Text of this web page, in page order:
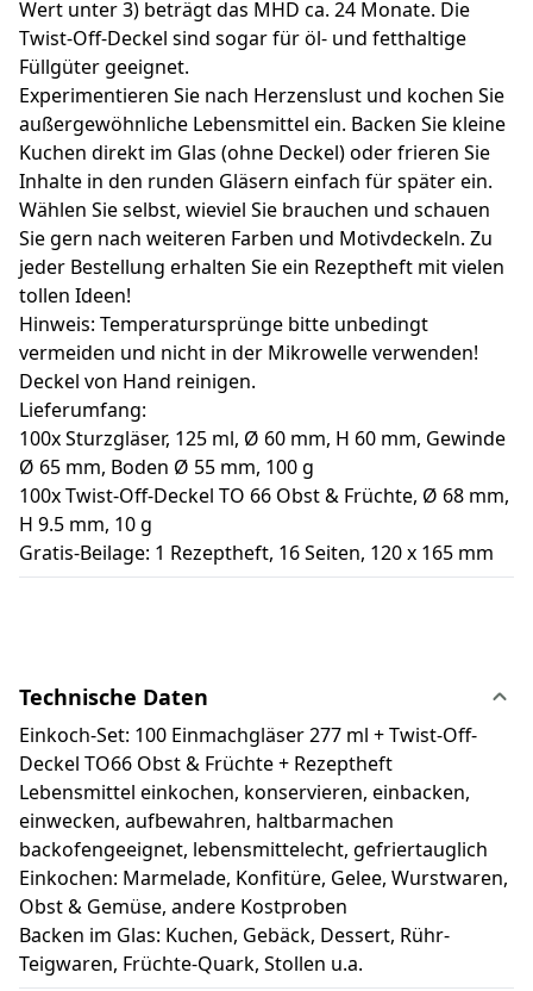
Wert unter 3) beträgt das MHD ca. 24 Monate. Die
Twist-Off-Deckel sind sogar für öl- und fetthaltige
Füllgüter geeignet.
Experimentieren Sie nach Herzenslust und kochen Sie
außergewöhnliche Lebensmittel ein. Backen Sie kleine
Kuchen direkt im Glas (ohne Deckel) oder frieren Sie
Inhalte in den runden Gläsern einfach für später ein.
Wählen Sie selbst, wieviel Sie brauchen und schauen
Sie gern nach weiteren Farben und Motivdeckeln. Zu
jeder Bestellung erhalten Sie ein Rezeptheft mit vielen
tollen Ideen!
Hinweis: Temperatursprünge bitte unbedingt
vermeiden und nicht in der Mikrowelle verwenden!
Deckel von Hand reinigen.
Lieferumfang:
100x Sturzgläser, 125 ml, Ø 60 mm, H 60 mm, Gewinde
Ø 65 mm, Boden Ø 55 mm, 100 g
100x Twist-Off-Deckel TO 66 Obst & Früchte, Ø 68 mm,
H 9.5 mm, 10 g
Gratis-Beilage: 1 Rezeptheft, 16 Seiten, 120 x 165 mm
Technische Daten
Einkoch-Set: 100 Einmachgläser 277 ml + Twist-Off-
Deckel TO66 Obst & Früchte + Rezeptheft
Lebensmittel einkochen, konservieren, einbacken,
einwecken, aufbewahren, haltbarmachen
backofengeeignet, lebensmittelecht, gefriertauglich
Einkochen: Marmelade, Konfitüre, Gelee, Wurstwaren,
Obst & Gemüse, andere Kostproben
Backen im Glas: Kuchen, Gebäck, Dessert, Rühr-
Teigwaren, Früchte-Quark, Stollen u.a.